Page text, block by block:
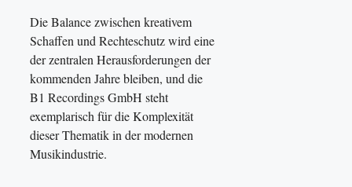
Die Balance zwischen kreativem
Schaffen und Rechteschutz wird eine
der zentralen Herausforderungen der
kommenden Jahre bleiben, und die
B1 Recordings GmbH steht
exemplarisch für die Komplexität
dieser Thematik in der modernen
Musikindustrie.